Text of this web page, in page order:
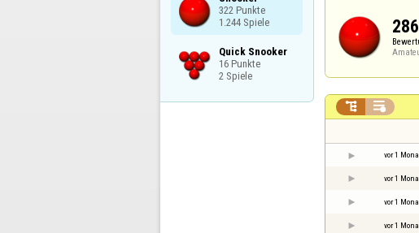
322 Punkte
1.244 Spiele
Quick Snooker
16 Punkte
2 Spiele
286
 
vor 1
vor 1
vor 1
vor 1